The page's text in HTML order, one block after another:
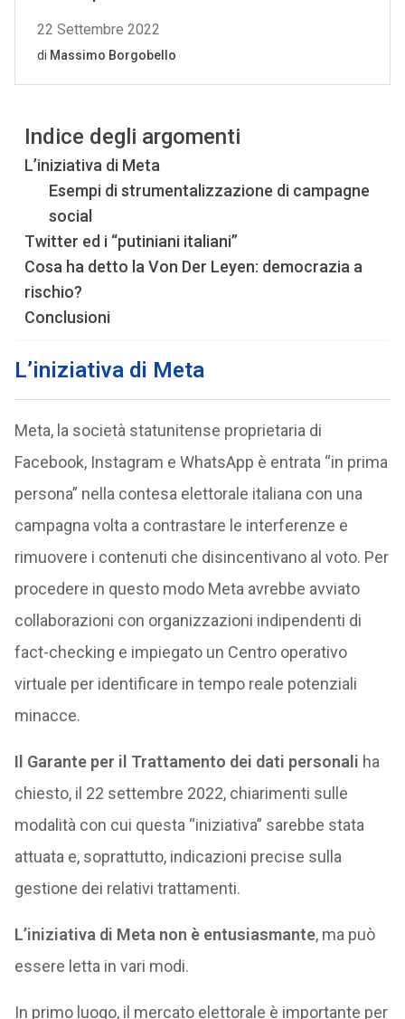
Indice degli argomenti
L’iniziativa di Meta
Esempi di strumentalizzazione di campagne
social
Twitter ed i “putiniani italiani”
Cosa ha detto la Von Der Leyen: democrazia a
rischio?
Conclusioni
L’iniziativa di Meta
Meta, la società statunitense proprietaria di
Facebook, Instagram e WhatsApp è entrata “in prima
persona” nella contesa elettorale italiana con una
campagna volta a contrastare le interferenze e
rimuovere i contenuti che disincentivano al voto. Per
procedere in questo modo Meta avrebbe avviato
collaborazioni con organizzazioni indipendenti di
fact-checking e impiegato un Centro operativo
virtuale per identificare in tempo reale potenziali
minacce.
Il Garante per il Trattamento dei dati personali ha
chiesto, il 22 settembre 2022, chiarimenti sulle
modalità con cui questa “iniziativa” sarebbe stata
attuata e, soprattutto, indicazioni precise sulla
gestione dei relativi trattamenti.
L’iniziativa di Meta non è entusiasmante, ma può
essere letta in vari modi.
In primo luogo, il mercato elettorale è importante per